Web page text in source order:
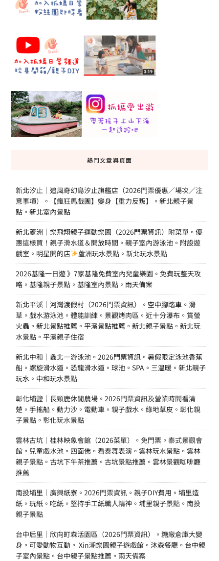
熱門文章與頁面
新北汐止｜追風奇幻島汐止旗艦店（2026門票優惠／場次／注
意事項）。【瘋狂馬戲團】變身【重力反叛】。新北親子景
點。新北室內景點
新北蘆洲｜樂飛翔親子運動樂園（2026門票資訊）附菜單。優
惠這樣買！親子滑水道＆開放時間。親子室內游泳池。附設遊
戲室。明星開的店
蘆洲玩水景點。新北玩水景點
2026基隆一日遊 》7家基隆免費室內兒童樂園。免費玩整天攻
略。基隆親子景點。基隆室內景點。雨天備案
新北平溪｜河灣渡假村（2026門票資訊）。空中腳踏車。滑
草。戲水游泳池。體能訓練。景觀烤肉區。近十分瀑布。賞螢
火蟲。新北景點推薦。平溪景點推薦。新北親子景點。新北玩
水景點。平溪親子住宿
新北中和｜鑫北一游泳池。2026門票資訊。暑假限定泳池香蕉
船。螺旋滑水道。恐龍滑水道。球池。SPA。三溫暖。新北親子
玩水。中和玩水景點
彰化埔鹽｜長頸鹿休閒農場。2026門票資訊及營業時間看清
楚。手搖船。動力沙。電動車。親子戲水。綠地草皮。彰化親
子景點。彰化玩水景點
雲林古坑｜桂林映象會館（2026菜單）。免門票。泰式景觀會
館。兒童戲水池。四面佛。看泰舞表演。雲林玩水景點。雲林
親子景點。古坑下午茶推薦。古坑景點推薦。雲林景觀咖啡廳
推薦
南投埔里｜廣興紙寮。2026門票資訊。親子DIY費用。埔里造
紙。玩紙。吃紙。堅持手工紙職人精神。埔里親子景點。南投
親子景點
台中后里｜欣向町森活園區（2026門票資訊）。糖廠倉庫大變
身。可愛動物互動。 Xin潮樂園親子遊戲館。沐森餐廳。台中親
子室內景點。台中親子景點推薦。雨天備案